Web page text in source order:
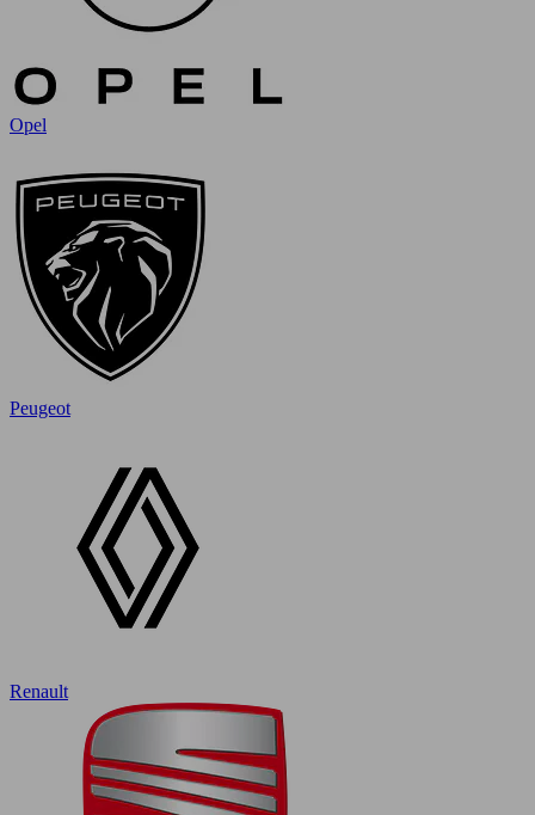
Opel
Peugeot
Renault